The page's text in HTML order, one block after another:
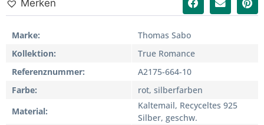
Merken
Marke
Thomas Sabo
Kollektion
True Romance
Referenznummer
A2175-664-10
Farbe
rot, silberfarben
Material
Kaltemail, Recyceltes 925
Silber, geschw.